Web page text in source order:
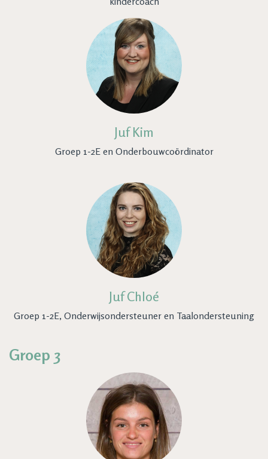
Juf Kim
Groep 1-2E en Onderbouwcoördinator
Juf Chloé
Groep 1-2E, Onderwijsondersteuner en Taalondersteuning
Groep 3